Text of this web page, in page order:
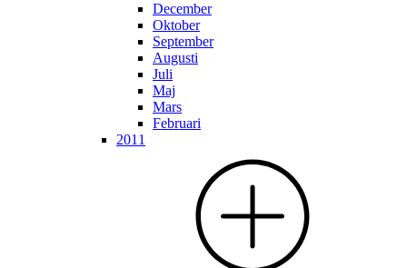
December
Oktober
September
Augusti
Juli
Maj
Mars
Februari
2011